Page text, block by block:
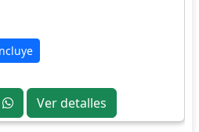
Ver detalles